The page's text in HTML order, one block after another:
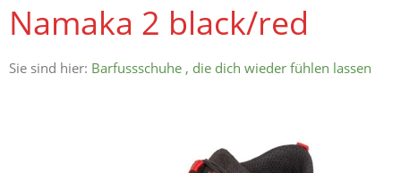
Namaka 2 black/red
Sie sind hier: Barfussschuhe , die dich wieder fühlen lassen